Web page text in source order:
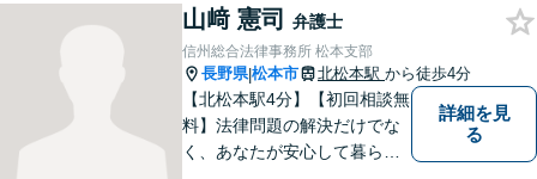
山﨑 憲司 弁護士
信州総合法律事務所 松本支部
長野県|松本市 北松本駅 から徒歩4分
【北松本駅4分】【初回相談無
料】法律問題の解決だけでな
く、あなたが安心して暮らせ
詳細を見
る